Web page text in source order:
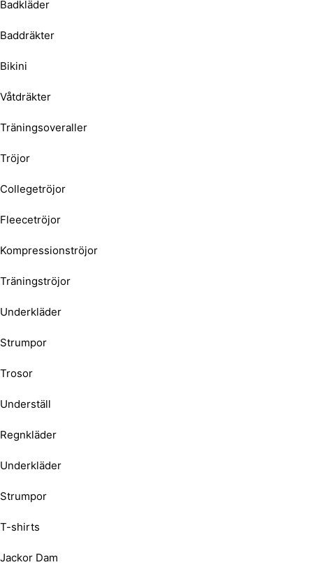
Badkläder
Baddräkter
Bikini
Våtdräkter
Träningsoveraller
Tröjor
Collegetröjor
Fleecetröjor
Kompressionströjor
Träningströjor
Underkläder
Strumpor
Trosor
Underställ
Regnkläder
Underkläder
Strumpor
T-shirts
Jackor Dam